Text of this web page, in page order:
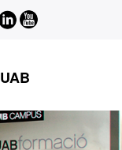
LinkedIn
Youtube
UAB